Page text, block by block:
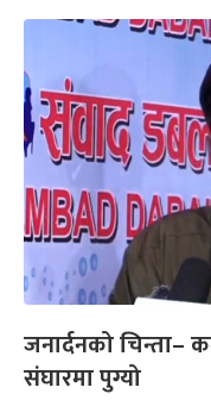
जनार्दनको चिन्ता–
संघारमा पुग्यो